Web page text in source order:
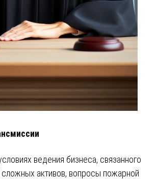
ведения бизнеса, связанного
сложных активов, вопросы пожарной